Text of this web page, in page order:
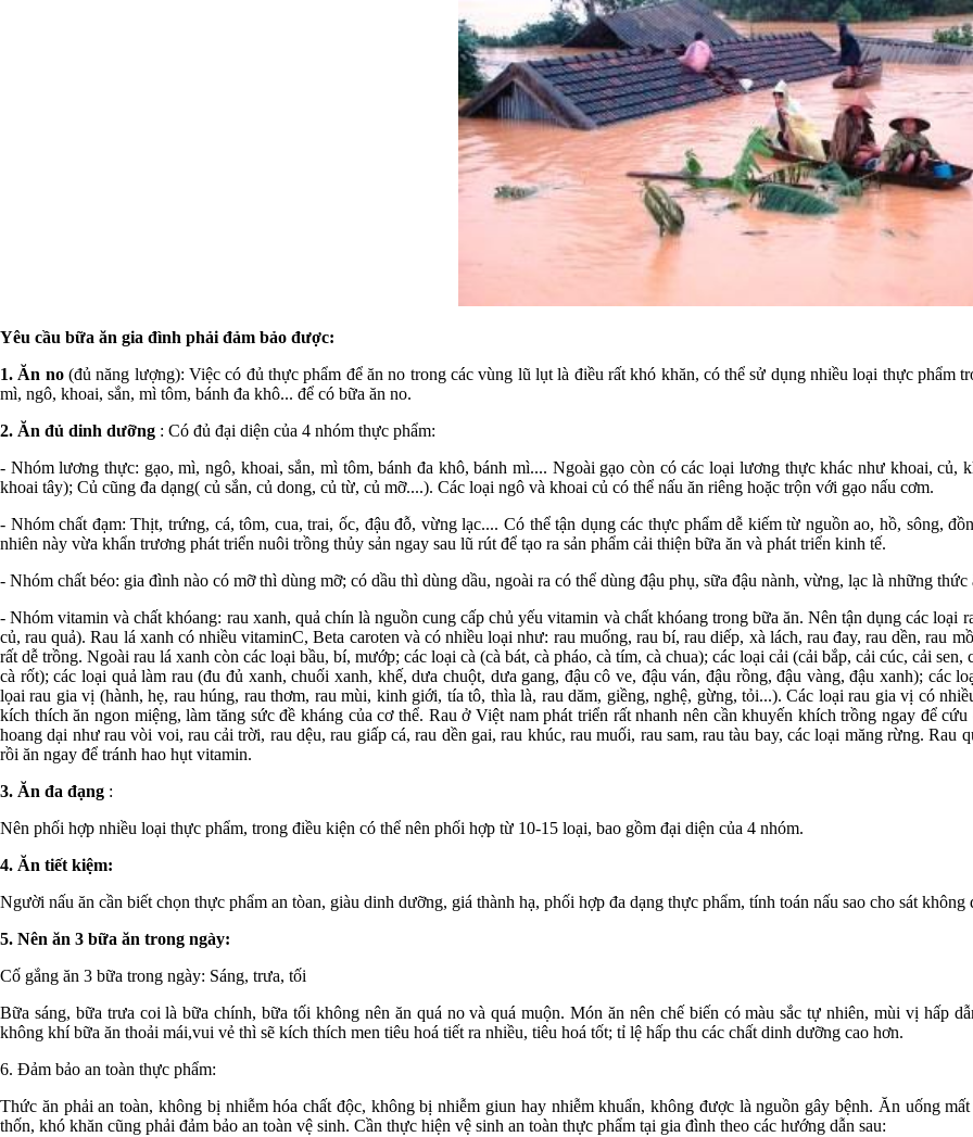
Yêu cầu bữa ăn gia đình phải đảm bảo được:
1. Ăn no (đủ năng lượng): Việc có đủ thực phẩm để ăn no trong các vùng lũ lụt là điều rất khó khăn, có thể sử dụng nhiều loại thực phẩm
mì, ngô, khoai, sắn, mì tôm, bánh đa khô... để có bữa ăn no.
2. Ăn đủ dinh dưỡng : Có đủ đại diện của 4 nhóm thực phẩm:
- Nhóm lương thực: gạo, mì, ngô, khoai, sắn, mì tôm, bánh đa khô, bánh mì.... Ngoài gạo còn có các loại lương thực khác như khoai, củ,
khoai tây); Củ cũng đa dạng( củ sắn, củ dong, củ từ, củ mỡ....). Các loại ngô và khoai củ có thể nấu ăn riêng hoặc trộn với gạo nấu cơm.
- Nhóm chất đạm: Thịt, trứng, cá, tôm, cua, trai, ốc, đậu đỗ, vừng lạc.... Có thể tận dụng các thực phẩm dễ kiếm từ nguồn ao, hồ, sông,
nhiên này vừa khẩn trương phát triển nuôi trồng thủy sản ngay sau lũ rút để tạo ra sản phẩm cải thiện bữa ăn và phát triển kinh tế.
- Nhóm chất béo: gia đình nào có mỡ thì dùng mỡ; có dầu thì dùng dầu, ngoài ra có thể dùng đậu phụ, sữa đậu nành, vừng, lạc là những thức
- Nhóm vitamin và chất khóang: rau xanh, quả chín là nguồn cung cấp chủ yếu vitamin và chất khóang trong bữa ăn. Nên tận dụng các loại
củ, rau quả). Rau lá xanh có nhiều vitaminC, Beta caroten và có nhiều loại như: rau muống, rau bí, rau diếp, xà lách, rau đay, rau dền, rau
rất dễ trồng. Ngoài rau lá xanh còn các loại bầu, bí, mướp; các loại cà (cà bát, cà pháo, cà tím, cà chua); các loại cải (cải bắp, cải cúc, cải
cà rốt); các loại quả làm rau (đu đủ xanh, chuối xanh, khế, dưa chuột, dưa gang, đậu cô ve, đậu ván, đậu rồng, đậu vàng, đậu xanh); các
lọai rau gia vị (hành, hẹ, rau húng, rau thơm, rau mùi, kinh giới, tía tô, thìa là, rau dăm, giềng, nghệ, gừng, tỏi...). Các loại rau gia vị có
kích thích ăn ngon miệng, làm tăng sức đề kháng của cơ thể. Rau ở Việt nam phát triển rất nhanh nên cần khuyến khích trồng ngay để
hoang dại như rau vòi voi, rau cải trời, rau dệu, rau giấp cá, rau dền gai, rau khúc, rau muối, rau sam, rau tàu bay, các loại măng rừng.
rồi ăn ngay để tránh hao hụt vitamin.
3. Ăn đa đạng :
Nên phối hợp nhiều loại thực phẩm, trong điều kiện có thể nên phối hợp từ 10-15 loại, bao gồm đại diện của 4 nhóm.
4. Ăn tiết kiệm:
Người nấu ăn cần biết chọn thực phẩm an tòan, giàu dinh dưỡng, giá thành hạ, phối hợp đa dạng thực phẩm, tính toán nấu sao cho sát không
5. Nên ăn 3 bữa ăn trong ngày:
Cố gắng ăn 3 bữa trong ngày: Sáng, trưa, tối
Bữa sáng, bữa trưa coi là bữa chính, bữa tối không nên ăn quá no và quá muộn. Món ăn nên chế biến có màu sắc tự nhiên, mùi vị hấp
không khí bữa ăn thoải mái,vui vẻ thì sẽ kích thích men tiêu hoá tiết ra nhiều, tiêu hoá tốt; tỉ lệ hấp thu các chất dinh dưỡng cao hơn.
6. Đảm bảo an toàn thực phẩm:
Thức ăn phải an toàn, không bị nhiễm hóa chất độc, không bị nhiễm giun hay nhiễm khuẩn, không được là nguồn gây bệnh. Ăn uống
thốn, khó khăn cũng phải đảm bảo an toàn vệ sinh. Cần thực hiện vệ sinh an toàn thực phẩm tại gia đình theo các hướng dẫn sau: